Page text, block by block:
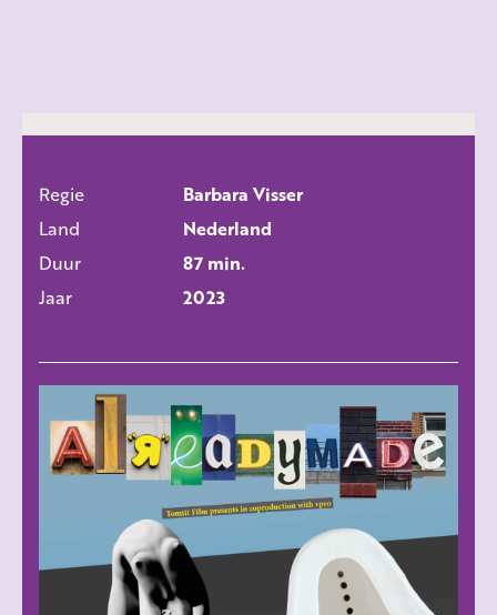
Regie
Barbara Visser
Land
Nederland
Duur
87 min.
Jaar
2023